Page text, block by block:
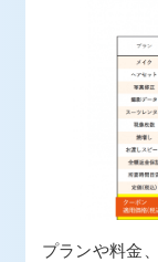
プランや料金